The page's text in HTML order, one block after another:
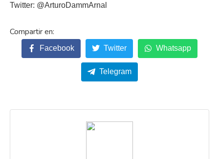
Twitter: @ArturoDammArnal
Facebook Twitter Whatsapp
Telegram